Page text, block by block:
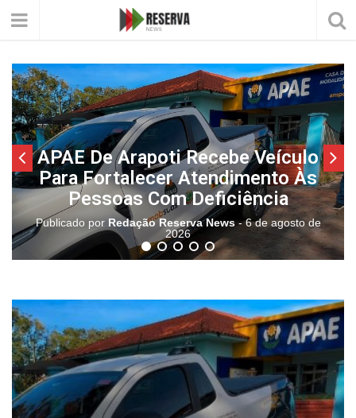
APAE De Arapoti Recebe Veículo
Para Fortalecer Atendimento Às
Pessoas Com Deficiência
Publicado por Redação Reserva News -6 de agosto de
2026